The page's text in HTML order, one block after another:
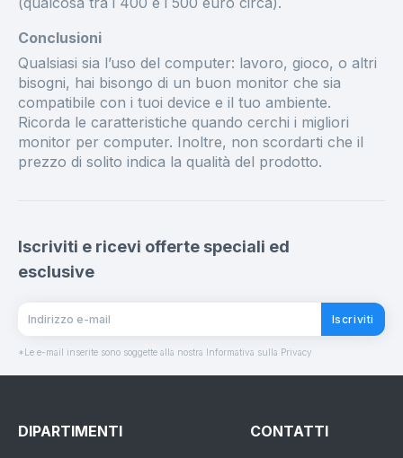
Conclusioni
Qualsiasi sia l’uso del computer: lavoro, gioco, o altri
bisogni, hai bisongo di un buon monitor che sia
compatibile con i tuoi device e il tuo ambiente.
Ricorda le caratteristiche quando cerchi i migliori
monitor per computer. Inoltre, non scordarti che il
prezzo di solito indica la qualità del prodotto.
Iscriviti e ricevi offerte speciali ed
esclusive
Iscriviti
*Le e-mail inserite sono soggette alla nostra Informativa sulla Privacy
DIPARTIMENTI CONTATTI